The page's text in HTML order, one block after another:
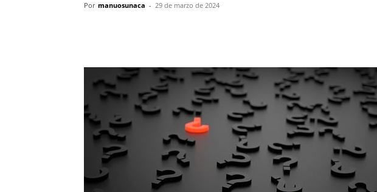
Por manuosunaca - 29 de marzo de 2024